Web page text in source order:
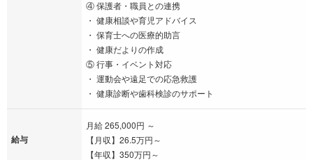
④ 保護者・職員との連携
・ 健康相談や育児アドバイス
・ 保育士への医療的助言
・ 健康だよりの作成
⑤ 行事・イベント対応
・ 運動会や遠足での応急救護
・ 健康診断や歯科検診のサポート
給与
月給 265,000円 ～
【月収】26.5万円～
【年収】350万円～